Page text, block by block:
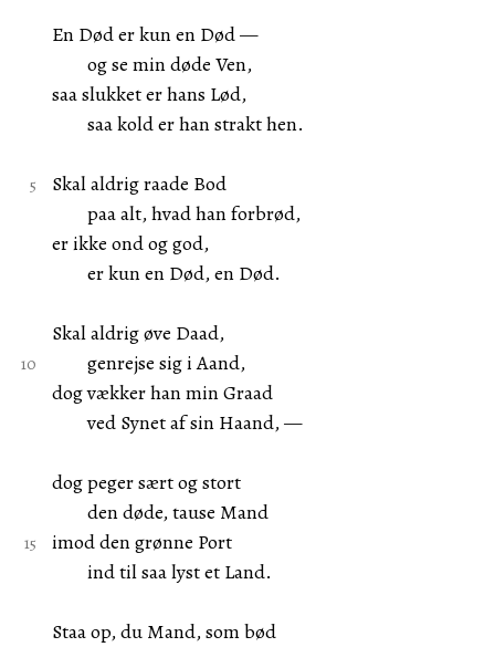
En Død er kun en Død —
og se min døde Ven,
saa slukket er hans Lød,
saa kold er han strakt hen.
Skal aldrig raade Bod
paa alt, hvad han forbrød,
er ikke ond og god,
er kun en Død, en Død.
Skal aldrig øve Daad,
genrejse sig i Aand,
dog vækker han min Graad
ved Synet af sin Haand, —
dog peger sært og stort
den døde, tause Mand
imod den grønne Port
ind til saa lyst et Land.
Staa op, du Mand, som bød